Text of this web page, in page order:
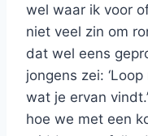
wel waar ik voor
niet veel zin om
dat wel eens
jongens zei:
wat je ervan
hoe we met een